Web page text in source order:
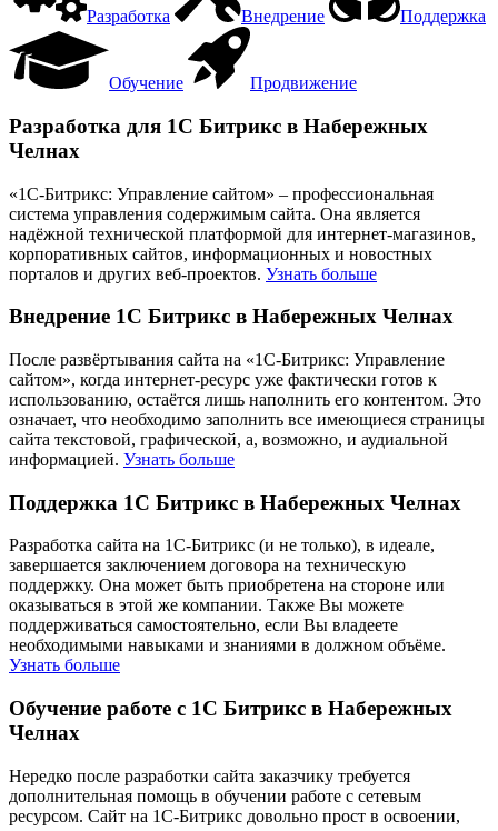
Разработка Внедрение Поддержка
Обучение Продвижение
Разработка для 1С Битрикс в Набережных
Челнах
«1С-Битрикс: Управление сайтом» – профессиональная
система управления содержимым сайта. Она является
надёжной технической платформой для интернет-магазинов,
корпоративных сайтов, информационных и новостных
порталов и других веб-проектов. Узнать больше
Внедрение 1С Битрикс в Набережных Челнах
После развёртывания сайта на «1С-Битрикс: Управление
сайтом», когда интернет-ресурс уже фактически готов к
использованию, остаётся лишь наполнить его контентом. Это
означает, что необходимо заполнить все имеющиеся страницы
сайта текстовой, графической, а, возможно, и аудиальной
информацией. Узнать больше
Поддержка 1С Битрикс в Набережных Челнах
Разработка сайта на 1С-Битрикс (и не только), в идеале,
завершается заключением договора на техническую
поддержку. Она может быть приобретена на стороне или
оказываться в этой же компании. Также Вы можете
поддерживаться самостоятельно, если Вы владеете
необходимыми навыками и знаниями в должном объёме.
Узнать больше
Обучение работе с 1С Битрикс в Набережных
Челнах
Нередко после разработки сайта заказчику требуется
дополнительная помощь в обучении работе с сетевым
ресурсом. Сайт на 1С-Битрикс довольно прост в освоении,